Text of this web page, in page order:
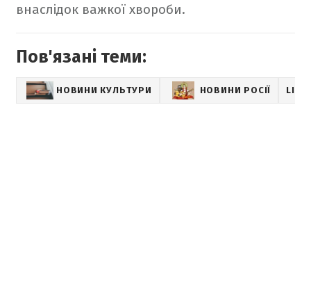
внаслідок важкої хвороби.
Пов'язані теми:
НОВИНИ КУЛЬТУРИ НОВИНИ РОСІЇ